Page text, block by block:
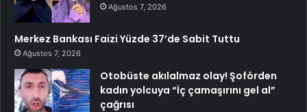
Ağustos 7, 2026
Merkez Bankası Faizi Yüzde 37’de Sabit Tuttu
Ağustos 7, 2026
Otobüste akılalmaz olay! Şoförden
kadın yolcuya “İç çamaşırını gel al”
çağrısı